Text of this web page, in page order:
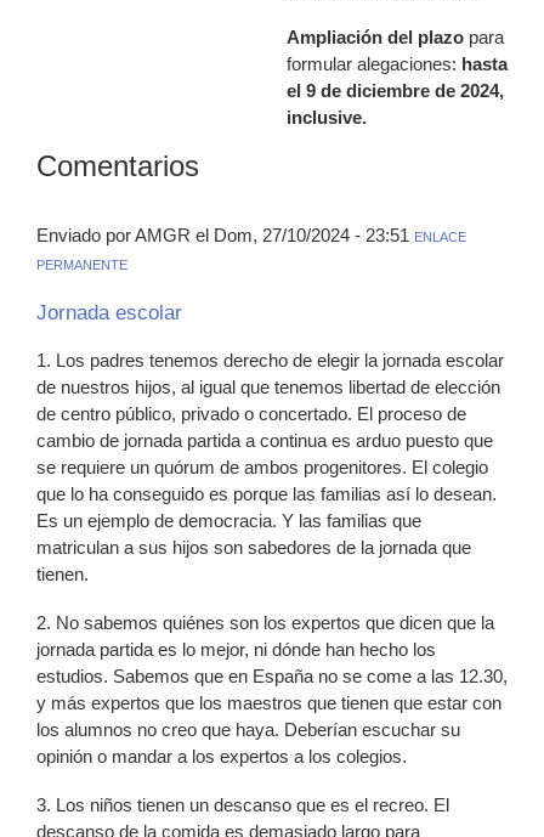
Ampliación del plazo para
formular alegaciones: hasta
el 9 de diciembre de 2024,
inclusive.
Comentarios
Enviado por AMGR el Dom, 27/10/2024 - 23:51 ENLACE
PERMANENTE
Jornada escolar
1. Los padres tenemos derecho de elegir la jornada escolar
de nuestros hijos, al igual que tenemos libertad de elección
de centro público, privado o concertado. El proceso de
cambio de jornada partida a continua es arduo puesto que
se requiere un quórum de ambos progenitores. El colegio
que lo ha conseguido es porque las familias así lo desean.
Es un ejemplo de democracia. Y las familias que
matriculan a sus hijos son sabedores de la jornada que
tienen.
2. No sabemos quiénes son los expertos que dicen que la
jornada partida es lo mejor, ni dónde han hecho los
estudios. Sabemos que en España no se come a las 12.30,
y más expertos que los maestros que tienen que estar con
los alumnos no creo que haya. Deberían escuchar su
opinión o mandar a los expertos a los colegios.
3. Los niños tienen un descanso que es el recreo. El
descanso de la comida es demasiado largo para